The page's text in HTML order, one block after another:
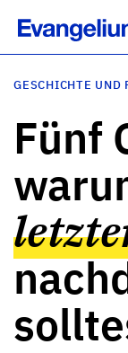
GESCHICHTE UND
Fünf